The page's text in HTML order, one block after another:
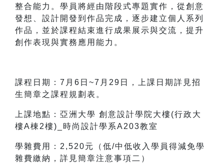
整合能力。學員將經由階段式專題實作，從創意
發想、設計開發到作品完成，逐步建立個人系列
作品，並於課程結束進行成果展示與交流，提升
創作表現與實務應用能力。
課程日期：7月6日~7月29日，上課日期詳見招
生簡章之課程規劃表。
上課地點：亞洲大學 創意設計學院大樓(行政大
樓A棟2樓)_ 時尚設計學系A203教室
學雜費用：2,520元（低/中低收入學員得減免學
雜費繳納，詳見簡章注意事項二）